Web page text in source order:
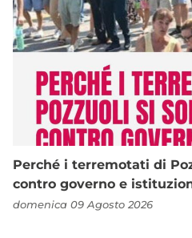
Perché i terremotati di
contro governo e
domenica 09 Agosto 2026